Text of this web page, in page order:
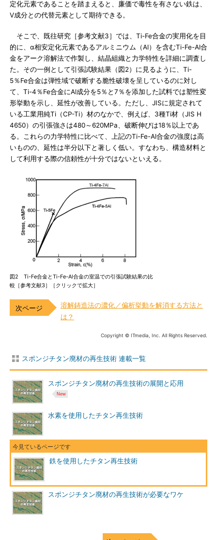
定化元素であることを踏まえると、廉価で毒性を有さない鉄は、
V成分との代替元素として期待できる。
そこで、既往研究［参考文献3］では、Ti-Fe合金の実用化を目
的に、α相安定化元素であるアルミニウム（Al）を含むTi-Fe-Al合
金をアーク溶解法で作製し、結晶組織と力学特性を詳細に調査し
た。その一例として引張試験結果（図2）に見るように、Ti-
5％Fe合金は弾性域で破断する脆性破壊を呈しているのに対し
て、Ti-4％Fe合金にAl成分を5％と7％を添加した試料では塑性変
形挙動を示し、延性が改善している。ただし、JISに規定されて
いる工業用純Ti（CP-Ti）材のなかで、例えば、3種Ti材（JIS H
4650）の引張強さは480～620MPa、破断伸びは18％以上であ
る。これらの力学特性に比べて、上記のTi-Fe-Al合金の強度は高
いものの、延性は半分以下と著しく低い。すなわち、構造材料と
して利用する際の信頼性が十分ではないといえる。
図2 Ti-Fe合金とTi-Fe-Al合金の室温での引張試験結果の比
較［参考文献3］［クリックで拡大］
溶解鋳造法の濃化／偏析挙動を解消する方法と
は？
Copyright © ITmedia, Inc. All Rights Reserved.
スポンジチタン廃材の再生技術 連載一覧
スポンジチタン廃材の再生技術の展開と応用
水素を使用したチタン再生技術
鉄を使用したチタン再生技術
スポンジチタン廃材の再生技術が必要なワケ